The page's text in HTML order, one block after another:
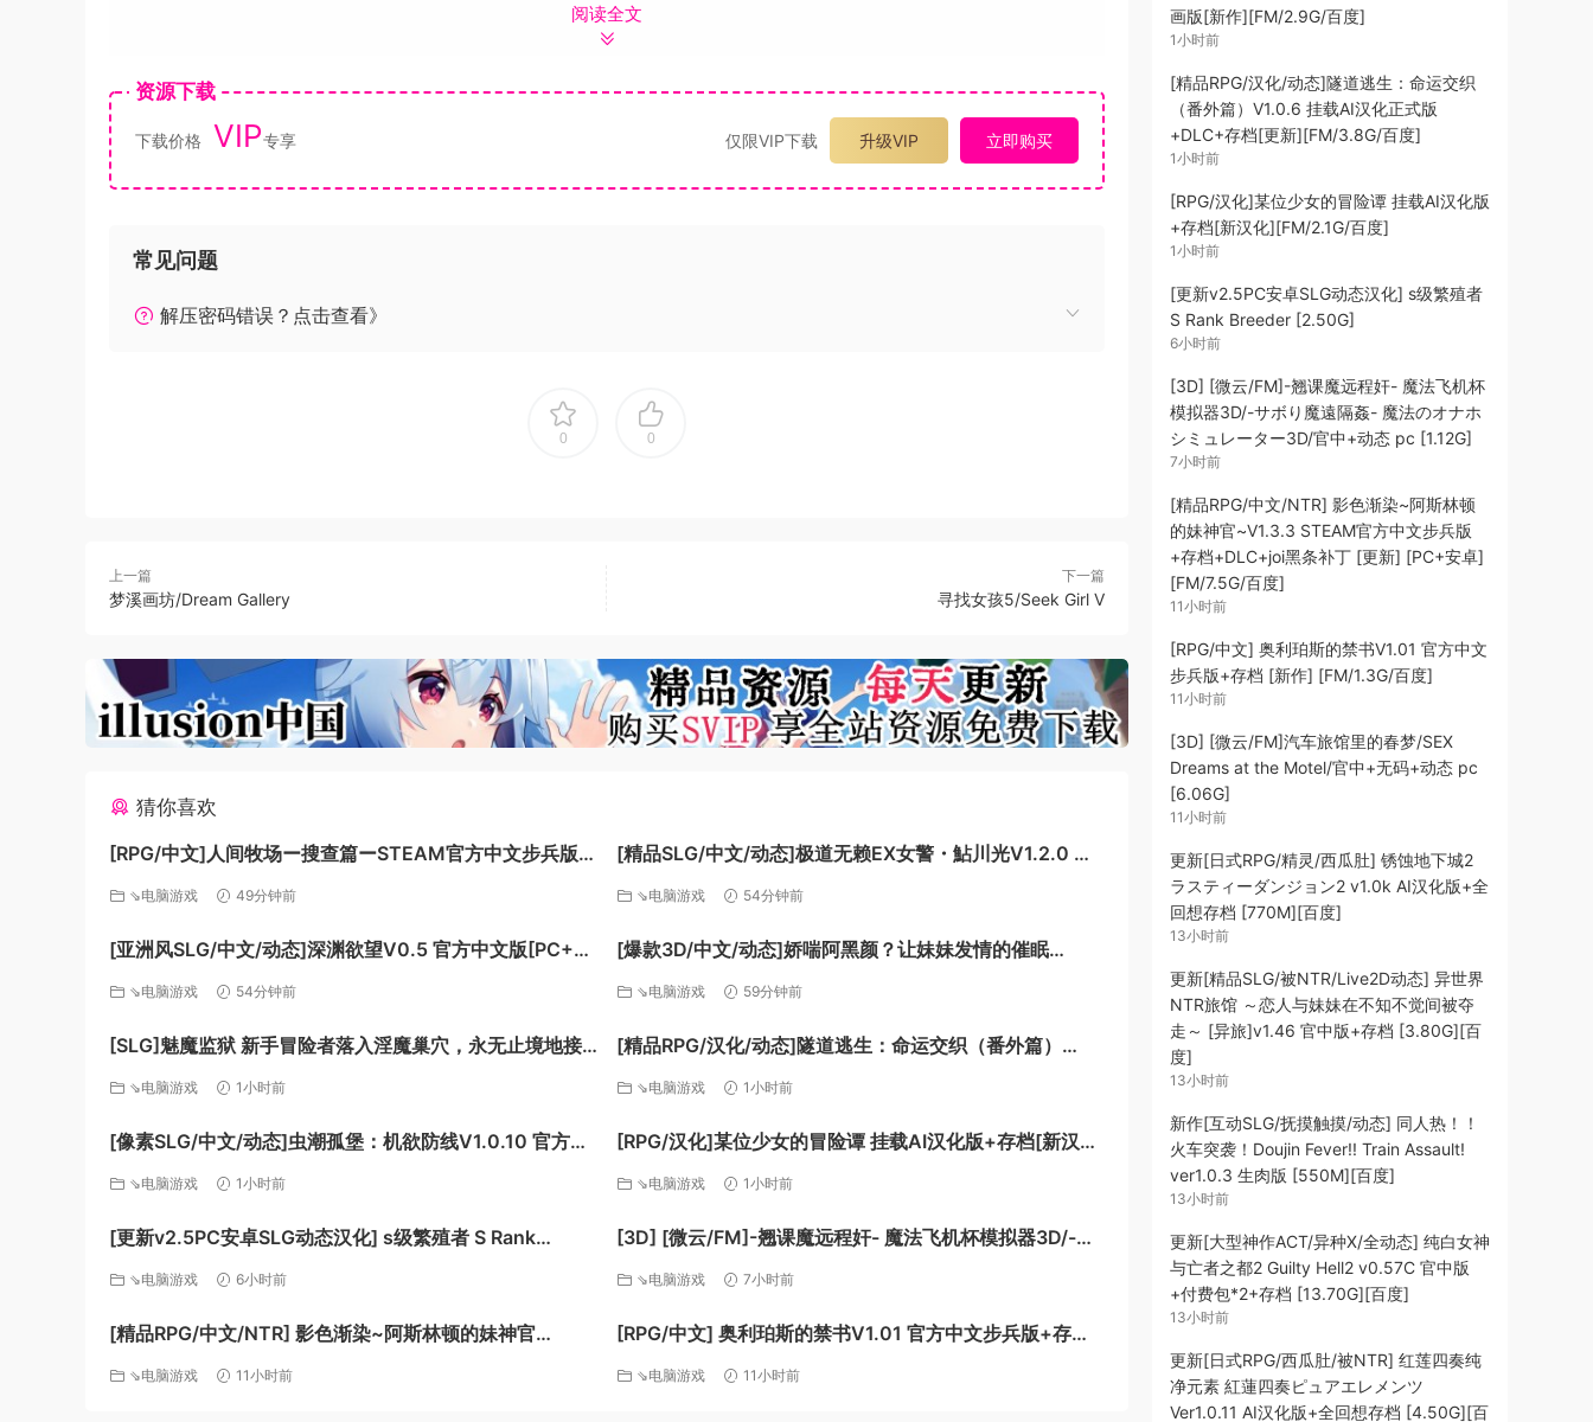
泡!!Quest』『魔法气泡Chronicle』等系列游戏中的人气角色也会悉数登场。共计24名角色将展开热血战斗。连消、相
戏的模式。2个规则均可对战！可以和全世界玩家联网对战的「魔法气泡联赛」可以和全世界玩家，通过互联网进行对
战的模式。既可以享受获胜上升，失败下降的评级挑战考验，也可以轻松对战！当然，还可以自建房间进行对战!「大
会」模式如果有两个游戏手柄，可以在线下实地对战，通过「大会」模式进行淘汰赛。最多可以8人参加比赛。各种功
能通过新增的「难度设定」和「提升功能」，初玩者也可以放心地享受对战的乐趣！【提升】对战开始前进行的各种设
利的部分 火力提升： 送给对方的障碍气泡增加落下降速： 障碍气泡落下的速度变慢连消种子： 落下连消的种子【难度
者「极容易」时，当有可能发生连消时，会出现提示标记。回放保存本作中，对战的视频将自动保存。（超过一定数量
录了英语和日语语音除了日语和英语外，还对应了各种语言的字幕。英语和日语语音同时收录。畅享英语语音吧！ 各种
阅读全文
资源下载
下载价格 VIP专享 仅限VIP下载 升级VIP 立即购买
常见问题
解压密码错误？点击查看》
0 0
上一篇
梦溪画坊/Dream Gallery
下一篇
寻找女孩5/Seek Girl V
猜你喜欢
[RPG/中文]人间牧场ー搜查篇ーSTEAM官方中文步兵版
+存档[新作][FM/1.4G/百度
⇘电脑游戏 49分钟前
[精品SLG/中文/动态]极道无赖EX女警・鮎川光V1.2.0 官
方中文版+存档[更新安卓][PC+安卓][FM/3.4G/百度]
⇘电脑游戏 54分钟前
[亚洲风SLG/中文/动态]深渊欲望V0.5 官方中文版[PC+安
卓][FM/5.8G/百度]
⇘电脑游戏 54分钟前
[爆款3D/中文/动态]娇喘阿黑颜？让妹妹发情的催眠
App！V2.12 官方中文版+DLC+存档[FM/1.7G/百度]
⇘电脑游戏 59分钟前
[SLG]魅魔监狱 新手冒险者落入淫魔巢穴，永无止境地接
受无限榨精的故事 生肉版+动画版[新作][FM/2.9G/百度]
⇘电脑游戏 1小时前
[精品RPG/汉化/动态]隧道逃生：命运交织（番外篇）
V1.0.6 挂载AI汉化正式版+DLC+存档[更新][FM/3.8G/百
⇘电脑游戏 1小时前
[像素SLG/中文/动态]虫潮孤堡：机欲防线V1.0.10 官方中
文正式步兵版+存档[更新][FM/3.4G/百度]
⇘电脑游戏 1小时前
[RPG/汉化]某位少女的冒险谭 挂载AI汉化版+存档[新汉
化][FM/2.1G/百度]
⇘电脑游戏 1小时前
[更新v2.5PC安卓SLG动态汉化] s级繁殖者 S Rank
Breeder [2.50G]
⇘电脑游戏 6小时前
[3D] [微云/FM]-翘课魔远程奸- 魔法飞机杯模拟器3D/-サ
ボり魔遠隔姦- 魔法のオナホシミュレーター3D/官中+动
⇘电脑游戏 7小时前
[精品RPG/中文/NTR] 影色渐染~阿斯林顿的妹神官
~V1.3.3 STEAM官方中文步兵版+存档+DLC+joi黑条补
⇘电脑游戏 11小时前
[RPG/中文] 奥利珀斯的禁书V1.01 官方中文步兵版+存档
[新作] [FM/1.3G/百度]
⇘电脑游戏 11小时前
画版[新作][FM/2.9G/百度]
1小时前
[精品RPG/汉化/动态]隧道逃生：命运交织
（番外篇）V1.0.6 挂载AI汉化正式版
+DLC+存档[更新][FM/3.8G/百度]
1小时前
[RPG/汉化]某位少女的冒险谭 挂载AI汉化版
+存档[新汉化][FM/2.1G/百度]
1小时前
[更新v2.5PC安卓SLG动态汉化] s级繁殖者
S Rank Breeder [2.50G]
6小时前
[3D] [微云/FM]-翘课魔远程奸- 魔法飞机杯
模拟器3D/-サボり魔遠隔姦- 魔法のオナホ
シミュレーター3D/官中+动态 pc [1.12G]
7小时前
[精品RPG/中文/NTR] 影色渐染~阿斯林顿
的妹神官~V1.3.3 STEAM官方中文步兵版
+存档+DLC+joi黑条补丁 [更新] [PC+安卓]
[FM/7.5G/百度]
11小时前
[RPG/中文] 奥利珀斯的禁书V1.01 官方中文
步兵版+存档 [新作] [FM/1.3G/百度]
11小时前
[3D] [微云/FM]汽车旅馆里的春梦/SEX
Dreams at the Motel/官中+无码+动态 pc
[6.06G]
11小时前
更新[日式RPG/精灵/西瓜肚] 锈蚀地下城2
ラスティーダンジョン2 v1.0k AI汉化版+全
回想存档 [770M][百度]
13小时前
更新[精品SLG/被NTR/Live2D动态] 异世界
NTR旅馆 ～恋人与妹妹在不知不觉间被夺
走～ [异旅]v1.46 官中版+存档 [3.80G][百
度]
13小时前
新作[互动SLG/抚摸触摸/动态] 同人热！！
火车突袭！Doujin Fever!! Train Assault!
ver1.0.3 生肉版 [550M][百度]
13小时前
更新[大型神作ACT/异种X/全动态] 纯白女神
与亡者之都2 Guilty Hell2 v0.57C 官中版
+付费包*2+存档 [13.70G][百度]
13小时前
更新[日式RPG/西瓜肚/被NTR] 红莲四奏纯
净元素 紅蓮四奏ピュアエレメンツ
Ver1.0.11 AI汉化版+全回想存档 [4.50G][百